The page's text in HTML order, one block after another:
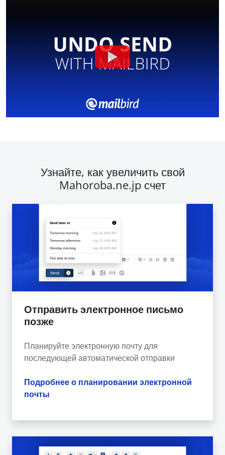
Узнайте, как увеличить свой
Mahoroba.ne.jp счет
Отправить электронное письмо
позже
Планируйте электронную почту для
последующей автоматической отправки
Подробнее о планировании электронной
почты